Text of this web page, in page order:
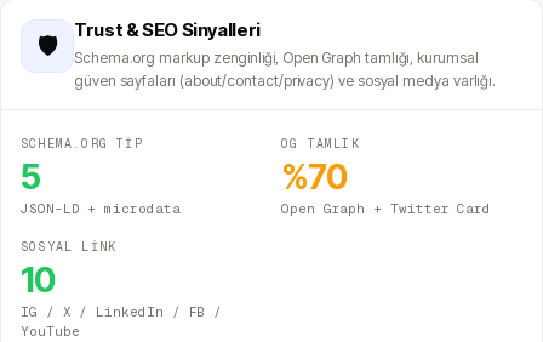
🛡️
Trust & SEO Sinyalleri
Schema.org markup zenginliği, Open Graph tamlığı, kurumsal
güven sayfaları (about/contact/privacy) ve sosyal medya varlığı.
SCHEMA.ORG TİP
5
JSON-LD + microdata
OG TAMLIK
%70
Open Graph + Twitter Card
SOSYAL LİNK
10
IG / X / LinkedIn / FB /
YouTube